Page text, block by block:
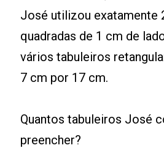
José utilizou exatamente
quadradas de 1 cm de
vários tabuleiros
7 cm por 17 cm.
Quantos tabuleiros José
preencher?